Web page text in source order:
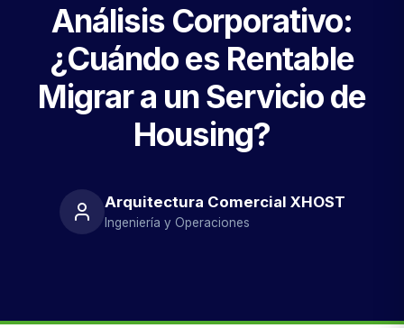
Análisis Corporativo:
¿Cuándo es Rentable
Migrar a un Servicio de
Housing?
Arquitectura Comercial XHOST
Ingeniería y Operaciones